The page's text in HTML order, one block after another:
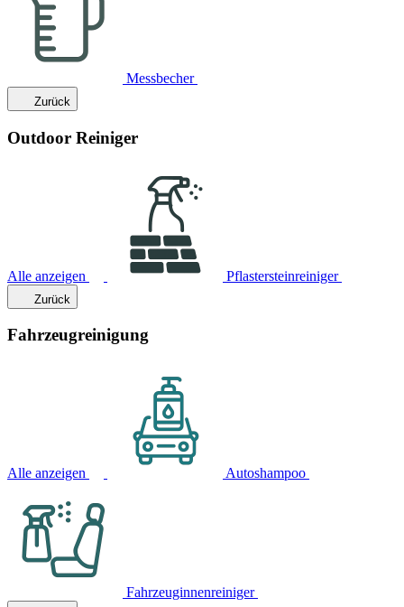
Messbecher
Zurück
Outdoor Reiniger
Alle anzeigen Pflastersteinreiniger
Zurück
Fahrzeugreinigung
Alle anzeigen Autoshampoo
Fahrzeuginnenreiniger